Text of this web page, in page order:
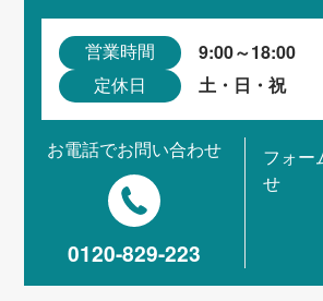
営業時間 9:00～18:00
定休日 土・日・祝
お電話でお問い合わせ
0120-829-223
フォー
せ